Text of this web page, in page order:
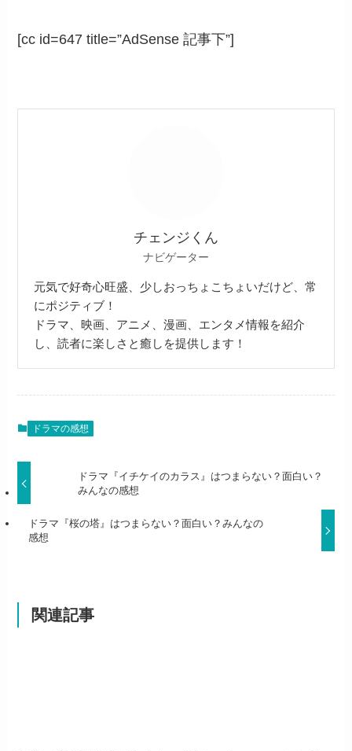
[cc id=647 title=”AdSense 記事下”]
チェンジくん
ナビゲーター
元気で好奇心旺盛、少しおっちょこちょいだけど、常
にポジティブ！
ドラマ、映画、アニメ、漫画、エンタメ情報を紹介
し、読者に楽しさと癒しを提供します！
ドラマの感想
ドラマ『イチケイのカラス』はつまらない？面白い？
みんなの感想
ドラマ『桜の塔』はつまらない？面白い？みんなの
感想
関連記事